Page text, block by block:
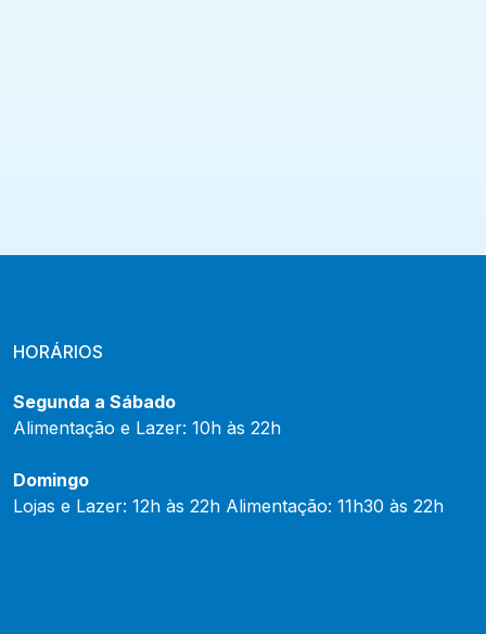
HORÁRIOS
Segunda a Sábado
Alimentação e Lazer: 10h às 22h
Domingo
Lojas e Lazer: 12h às 22h Alimentação: 11h30 às 22h